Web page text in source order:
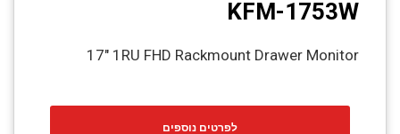
KFM-1753W
17" 1RU FHD Rackmount Drawer Monitor
לפרטים נוספים